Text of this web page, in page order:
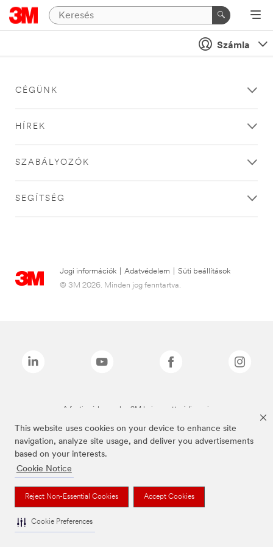
This website uses cookies on your device to enhance site
navigation, analyze site usage, and deliver you advertisements
based on your interests.
Cookie Notice
Reject Non-Essential Cookies Accept Cookies
Cookie Preferences
Számla
CÉGÜNK
HÍREK
SZABÁLYOZÓK
SEGÍTSÉG
Jogi információk Adatvédelem
Süti beállítások
© 3M 2026. Minden jog fenntartva.
A fenti márkanevek a 3M bejegyzett védjegyei.